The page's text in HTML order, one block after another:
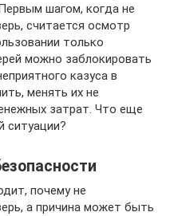
шагом, когда не
считается осмотр
только
можно заблокировать
казуса в
менять их не
затрат. Что еще
ситуации?
почему не
а причина может быть